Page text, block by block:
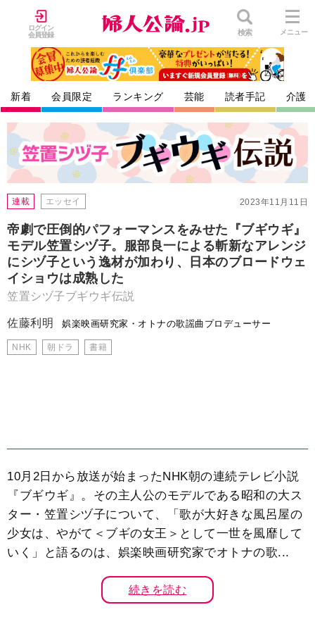
ログイン
会員登録
検索 メニュー
新着 会員限定 ランキング 芸能 読者手記 介護
2023年11月11日
連載 エッセイ
帝劇で圧倒的パフォーマンスをみせた『ブギウギ』
モデル笠置シヅ子。服部良一による斬新なアレンジ
にシヅ子という逸材が加わり、日本のブロードウェ
イショウは成熟した
笠置シヅ子ブギウギ伝説
佐藤利明 娯楽映画研究家・オトナの歌謡曲プロデューサー
NHK 朝ドラ 書籍
10月2日から放送が始まったNHK朝の連続テレビ小説
『ブギウギ』。その主人公のモデルである昭和の大ス
ター・笠置シヅ子について、「歌が大好きな風呂屋の
少女は、やがて＜ブギの女王＞として一世を風靡して
いく」と語るのは、娯楽映画研究家でオトナの歌...
続きを読む